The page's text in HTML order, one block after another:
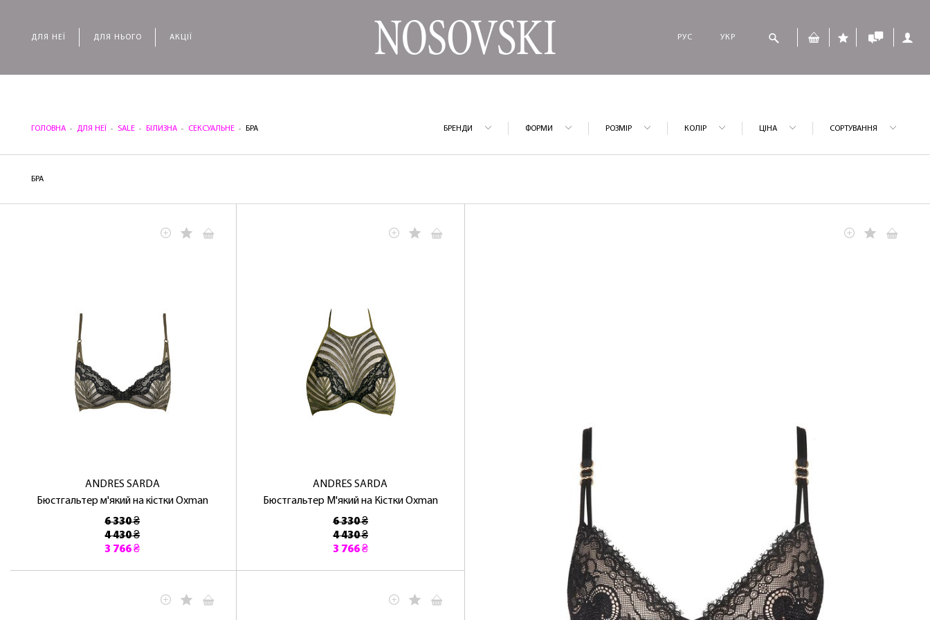
ДЛЯ НЕЇ ДЛЯ НЬОГО АКЦІЇ РУС УКР
ГОЛОВНА ДЛЯ НЕЇ SALE БІЛИЗНА СЕКСУАЛЬНЕ БРА БРЕНДИ ФОРМИ РОЗМІР КОЛІР ЦІНА СОРТУВАННЯ
БРА
ANDRES SARDA
Бюстгальтер м'який на кістки Oxman
6 330 ₴
4 430 ₴
3 766 ₴
ANDRES SARDA
Бюстгальтер М'який на Кістки Oxman
6 330 ₴
4 430 ₴
3 766 ₴